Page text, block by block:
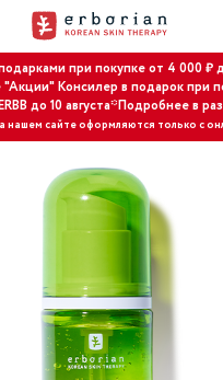
при покупке от 4 000 ₽
"Акции"Консилер в подарок при
до 10 августа*Подробнее в
нашем сайте оформляются только с